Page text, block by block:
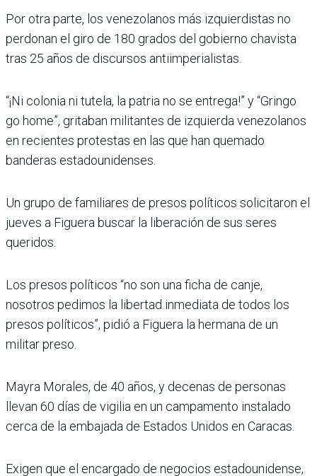
Por otra parte, los venezolanos más izquierdistas no
perdonan el giro de 180 grados del gobierno chavista
tras 25 años de discursos antiimperialistas.
“¡Ni colonia ni tutela, la patria no se entrega!” y “Gringo
go home”, gritaban militantes de izquierda venezolanos
en recientes protestas en las que han quemado
banderas estadounidenses.
Un grupo de familiares de presos políticos solicitaron el
jueves a Figuera buscar la liberación de sus seres
queridos.
Los presos políticos “no son una ficha de canje,
nosotros pedimos la libertad inmediata de todos los
presos políticos”, pidió a Figuera la hermana de un
militar preso.
Mayra Morales, de 40 años, y decenas de personas
llevan 60 días de vigilia en un campamento instalado
cerca de la embajada de Estados Unidos en Caracas.
Exigen que el encargado de negocios estadounidense,